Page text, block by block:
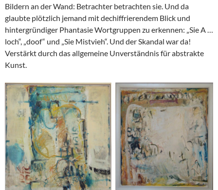
Bildern an der Wand: Betrachter betrachten sie. Und da
glaubte plötzlich jemand mit dechiffrierendem Blick und
hintergründiger Phantasie Wortgruppen zu erkennen: „Sie A …
loch“, „doof“ und „Sie Mistvieh“. Und der Skandal war da!
Verstärkt durch das allgemeine Unverständnis für abstrakte
Kunst.